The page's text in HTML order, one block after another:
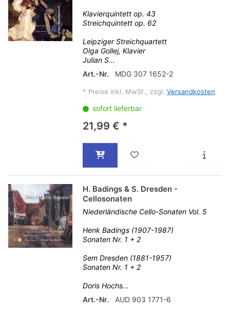
Klavierquintett op. 43
Streichquintett op. 62
Leipziger Streichquartett
Olga Gollej, Klavier
Julian S...
Art.-Nr.
MDG 307 1652-2
* Preise inkl. MwSt., zzgl. Versandkosten
sofort lieferbar
21,99 € *
H. Badings & S. Dresden -
Cellosonaten
Niederländische Cello-Sonaten Vol. 5
Henk Badings (1907-1987)
Sonaten Nr. 1 + 2
Sem Dresden (1881-1957)
Sonaten Nr. 1 + 2
Doris Hochs...
Art.-Nr.
AUD 903 1771-6